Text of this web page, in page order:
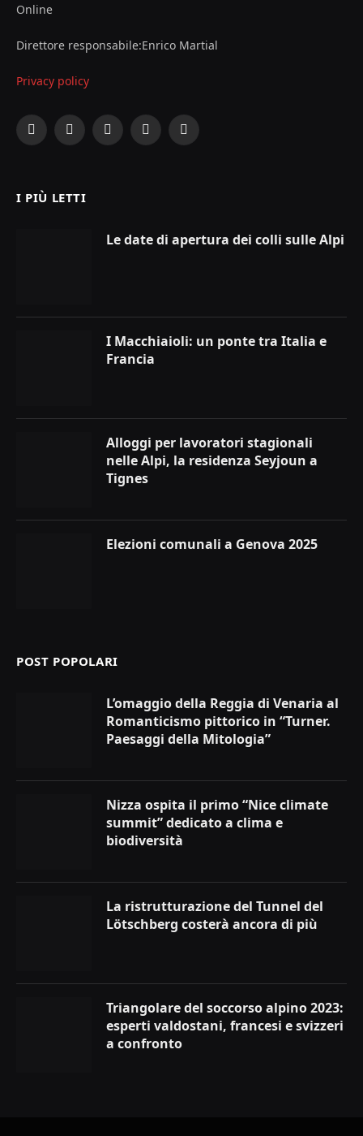
Online
Direttore responsabile:Enrico Martial
Privacy policy
Facebook
X
InstagramYouTubeLinkedIn
I PIÙ LETTI
Le date di apertura dei colli sulle Alpi
I Macchiaioli: un ponte tra Italia e
Francia
Alloggi per lavoratori stagionali
nelle Alpi, la residenza Seyjoun a
Tignes
Elezioni comunali a Genova 2025
POST POPOLARI
L’omaggio della Reggia di Venaria al
Romanticismo pittorico in “Turner.
Paesaggi della Mitologia”
Nizza ospita il primo “Nice climate
summit” dedicato a clima e
biodiversità
La ristrutturazione del Tunnel del
Lötschberg costerà ancora di più
Triangolare del soccorso alpino 2023:
esperti valdostani, francesi e svizzeri
a confronto